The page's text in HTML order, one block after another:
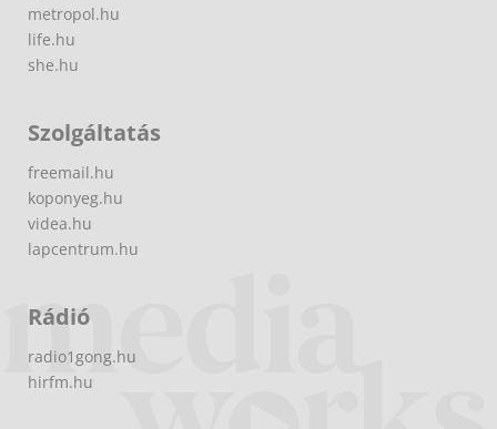
metropol.hu
life.hu
she.hu
Szolgáltatás
freemail.hu
koponyeg.hu
videa.hu
lapcentrum.hu
Rádió
radio1gong.hu
hirfm.hu